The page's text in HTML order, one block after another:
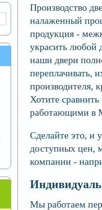
Производство
налаженный
продукция -
украсить любой
наши двери
переплачивать,
производителя,
Хотите
работающими в
Сделайте это, и
доступных цен,
компании -
Мы работаем